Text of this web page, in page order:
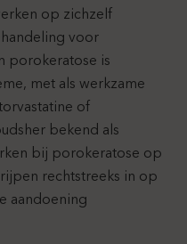
op zichzelf
voor
porokeratose is
met als werkzame
of
bekend als
bij porokeratose op
rechtstreeks in op
aandoening